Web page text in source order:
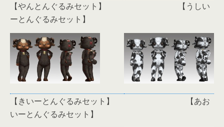
【やんとんぐるみセット】 【うしい
ーとんぐるみセット】
【きいーとんぐるみセット】 【あお
いーとんぐるみセット】